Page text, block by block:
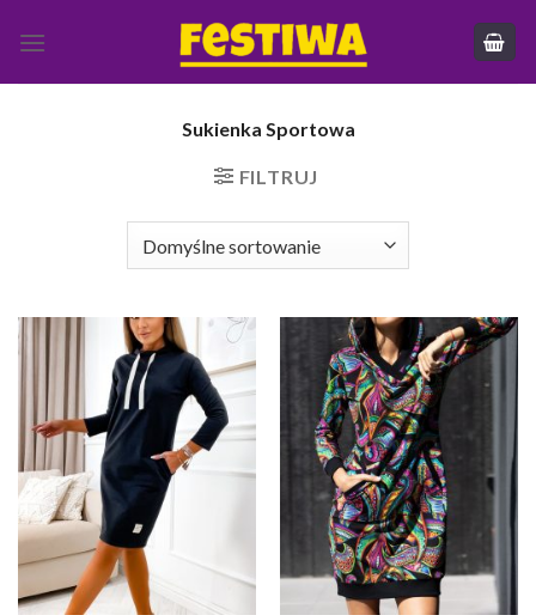
Sukienka Sportowa
FILTRUJ